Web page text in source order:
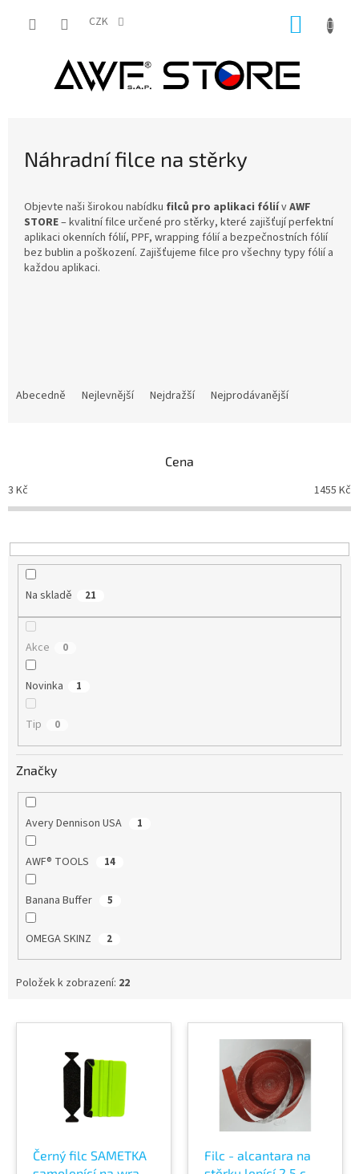
CZK
Náhradní filce na stěrky
Objevte naši širokou nabídku filců pro aplikaci fóliívAWF
STORE– kvalitní filce určené pro stěrky, které zajišťují perfektní
aplikaci okenních fólií, PPF, wrapping fólií a bezpečnostních fólií
bez bublin a poškození. Zajišťujeme filce pro všechny typy fólií a
každou aplikaci.
p
r
o
u
Abecedně Nejlevnější Nejdražší Nejprodávanější
Cena
3 Kč 1455 Kč
Na skladě 21
Akce 0
Novinka 1
Tip 0
Značky
Avery Dennison USA 1
AWF® TOOLS 14
Banana Buffer 5
OMEGA SKINZ 2
Položek k zobrazení: 22
V
Černý filc SAMETKA
Filc - alcantara na